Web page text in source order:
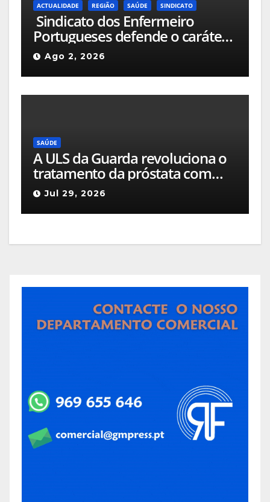
ACTUALIDADE REGIÃO SAÚDE SINDICATO
Sindicato dos Enfermeiro
Portugueses defende o caráter
público do Hospital de Seia e
refuta por completo uma
possível alienação deste às
Misericórdias
Ago 2, 2026
SAÚDE
A ULS da Guarda revoluciona o
tratamento da próstata com
técnica de laser inovadora
Jul 29, 2026